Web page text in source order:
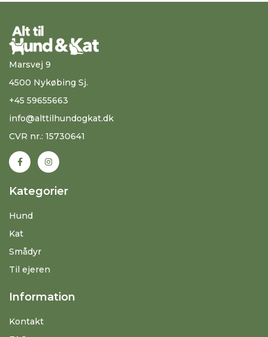
Marsvej 9
4500 Nykøbing Sj.
+45 59655663
info@alttilhundogkat.dk
CVR nr.: 15730641
Kategorier
Hund
Kat
Smådyr
Til ejeren
Information
Kontakt